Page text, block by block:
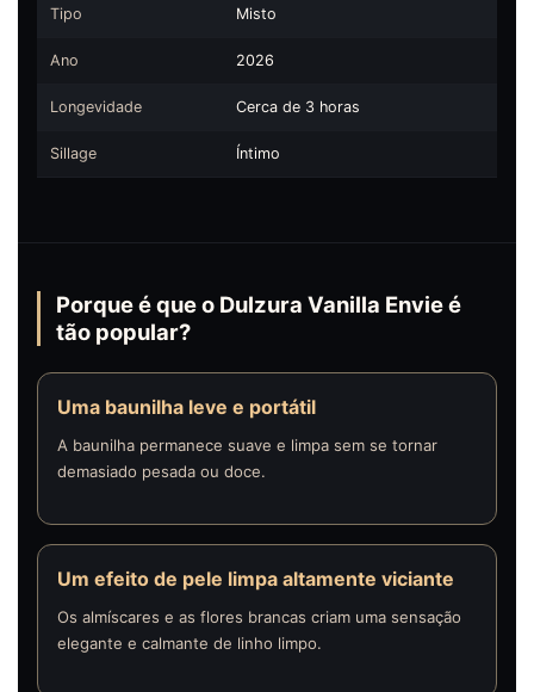
Tipo Misto
Ano 2026
Longevidade Cerca de 3 horas
Sillage Íntimo
Porque é que o Dulzura Vanilla Envie é
tão popular?
Uma baunilha leve e portátil
A baunilha permanece suave e limpa sem se tornar
demasiado pesada ou doce.
Um efeito de pele limpa altamente viciante
Os almíscares e as flores brancas criam uma sensação
elegante e calmante de linho limpo.